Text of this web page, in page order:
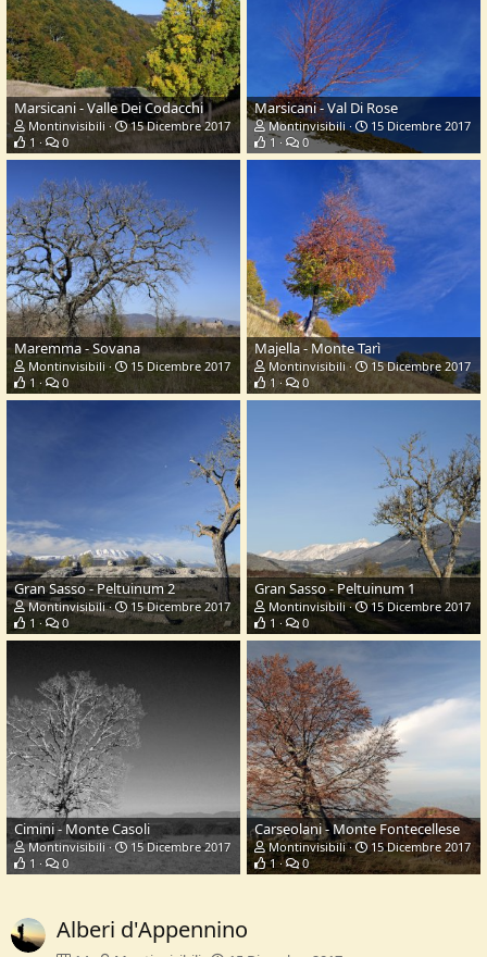
Marsicani - Valle Dei Codacchi
Montinvisibili
15 Dicembre 2017
1
0
Marsicani - Val Di Rose
Montinvisibili
15 Dicembre 2017
1
0
Maremma - Sovana
Montinvisibili
15 Dicembre 2017
1
0
Majella - Monte Tarì
Montinvisibili
15 Dicembre 2017
1
0
Gran Sasso - Peltuinum 2
Montinvisibili
15 Dicembre 2017
1
0
Gran Sasso - Peltuinum 1
Montinvisibili
15 Dicembre 2017
1
0
Cimini - Monte Casoli
Montinvisibili
15 Dicembre 2017
1
0
Carseolani - Monte Fontecellese
Montinvisibili
15 Dicembre 2017
1
0
Alberi d'Appennino